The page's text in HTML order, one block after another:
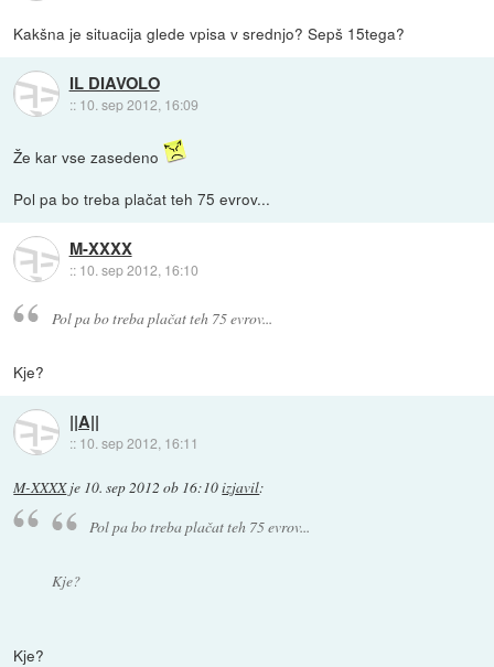
Kakšna je situacija glede vpisa v srednjo? Sepš 15tega?
IL DIAVOLO
:: 10. sep 2012, 16:09
Že kar vse zasedeno
Pol pa bo treba plačat teh 75 evrov...
M-XXXX
:: 10. sep 2012, 16:10
Pol pa bo treba plačat teh 75 evrov...
Kje?
||A||
:: 10. sep 2012, 16:11
M-XXXXje 10. sep 2012 ob 16:10izjavil:
Pol pa bo treba plačat teh 75 evrov...
Kje?
Kje?